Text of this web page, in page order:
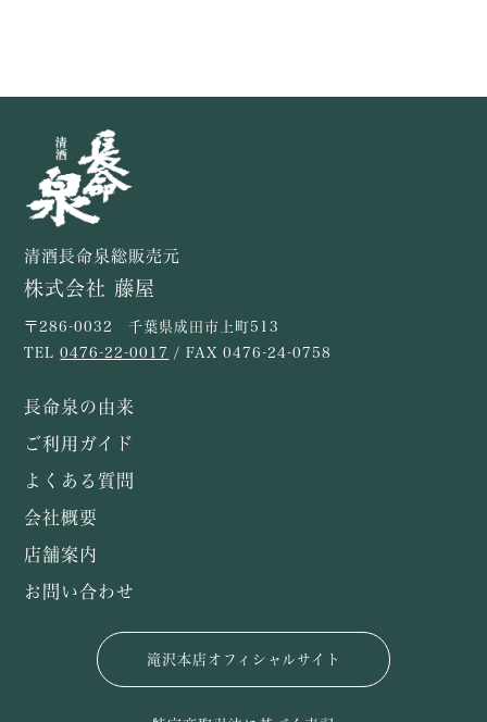
清酒長命泉総販売元
株式会社 藤屋
〒286-0032 千葉県成田市上町513
TEL0476-22-0017 / FAX 0476-24-0758
長命泉の由来
ご利用ガイド
よくある質問
会社概要
店舗案内
お問い合わせ
滝沢本店オフィシャルサイト